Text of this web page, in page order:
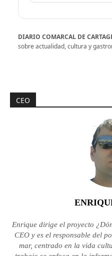
DIARIO COMARCAL DE
sobre actualidad, cultura y
CEO
Enrique dirige el proyecto
CEO y es el responsable del
mar, centrado en la vida